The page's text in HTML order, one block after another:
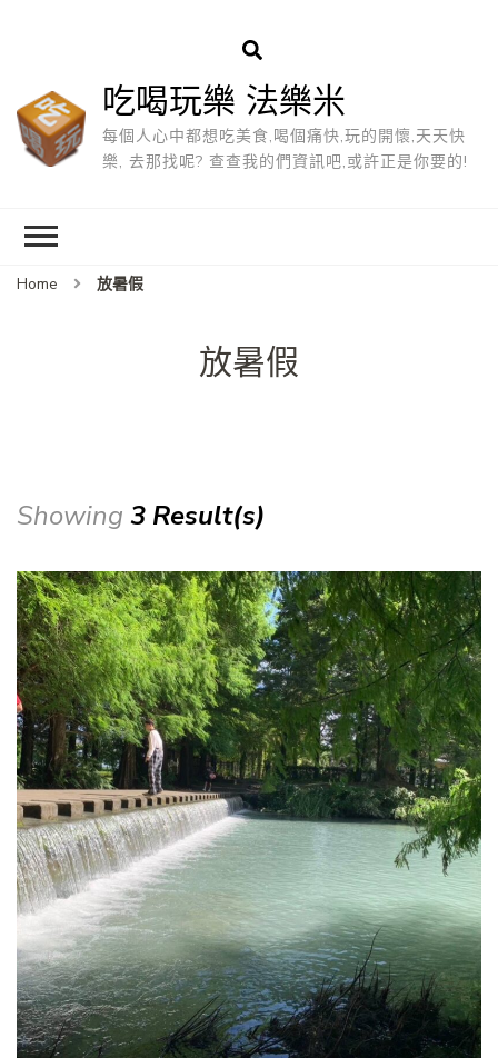
吃喝玩樂 法樂米
每個人心中都想吃美食,喝個痛快,玩的開懷,天天快
樂, 去那找呢? 查查我的們資訊吧,或許正是你要的!
Home 放暑假
放暑假
Showing 3 Result(s)